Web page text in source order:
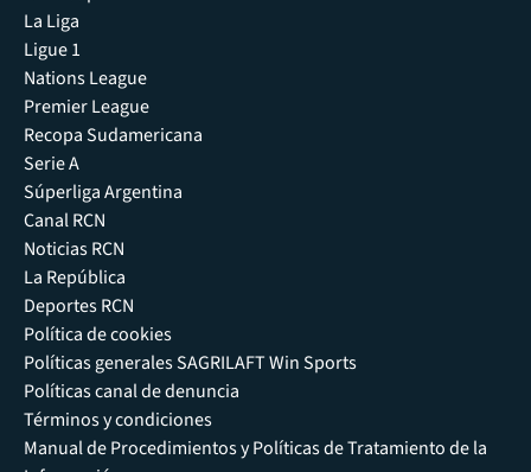
La Liga
Ligue 1
Nations League
Premier League
Recopa Sudamericana
Serie A
Súperliga Argentina
Canal RCN
Noticias RCN
La República
Deportes RCN
Política de cookies
Políticas generales SAGRILAFT Win Sports
Políticas canal de denuncia
Términos y condiciones
Manual de Procedimientos y Políticas de Tratamiento de la